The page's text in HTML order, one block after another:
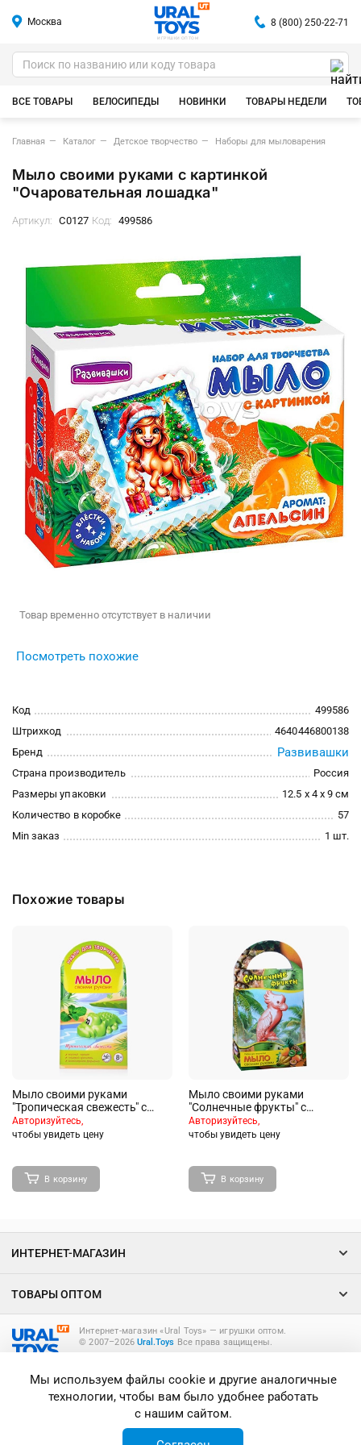
Москва
ИГРУШКИ ОПТОМ
8 (800) 250-22-71
ВСЕ ТОВАРЫ ВЕЛОСИПЕДЫ НОВИНКИ ТОВАРЫ НЕДЕЛИ
Главная Каталог Детское творчество Наборы для мыловарения
Мыло своими руками с картинкой
"Очаровательная лошадка"
Артикул: С0127 Код: 499586
Товар временно отсутствует в наличии
Посмотреть похожие
Код
499586
Штрихкод
4640446800138
Бренд
Развивашки
Страна производитель
Россия
Размеры упаковки
12.5 x 4 x 9 см
Количество в коробке
57
Min заказ
1 шт.
Похожие товары
Мыло своими руками
"Тропическая свежесть" с
формочкой Крокодил
Авторизуйтесь,
чтобы увидеть цену
В корзину
Мыло своими руками
"Солнечные фрукты" с
формочкой Попугай
Авторизуйтесь,
чтобы увидеть цену
В корзину
Интернет-магазин «Ural Toys» ― игрушки оптом.
© 2007–2026Ural.Toys Все права защищены.
ИНТЕРНЕТ-МАГАЗИН
ТОВАРЫ ОПТОМ
Мы используем файлы cookie и другие аналогичные
технологии, чтобы вам было удобнее работать
с нашим сайтом.